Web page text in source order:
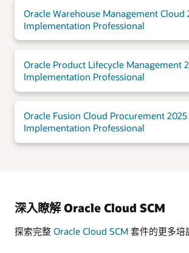
Oracle Warehouse Management Cloud
Implementation Professional
Oracle Product Lifecycle Management
Implementation Professional
Oracle Fusion Cloud Procurement 2025
Implementation Professional
深入瞭解 Oracle Cloud SCM
探索完整 Oracle Cloud SCM 套件的更多培